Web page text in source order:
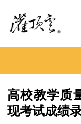
高校教学质
现考试成绩